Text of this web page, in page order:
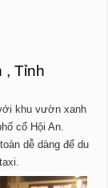
, Tỉnh
khu vườn xanh
cổ Hội An.
dễ dàng để du